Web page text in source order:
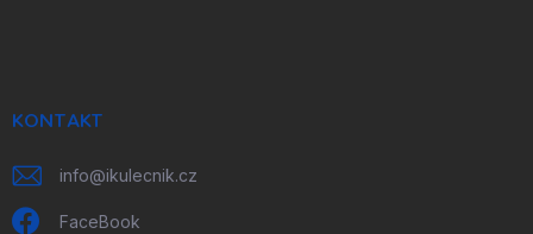
KONTAKT
info@ikulecnik.cz
FaceBook